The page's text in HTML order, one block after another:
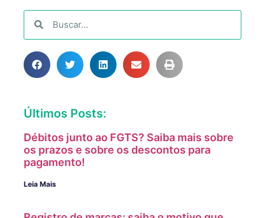
Últimos Posts:
Débitos junto ao FGTS? Saiba mais sobre
os prazos e sobre os descontos para
pagamento!
Leia Mais